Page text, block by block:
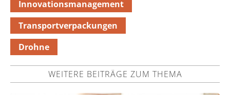
Innovationsmanagement
Transportverpackungen
Drohne
WEITERE BEITRÄGE ZUM THEMA